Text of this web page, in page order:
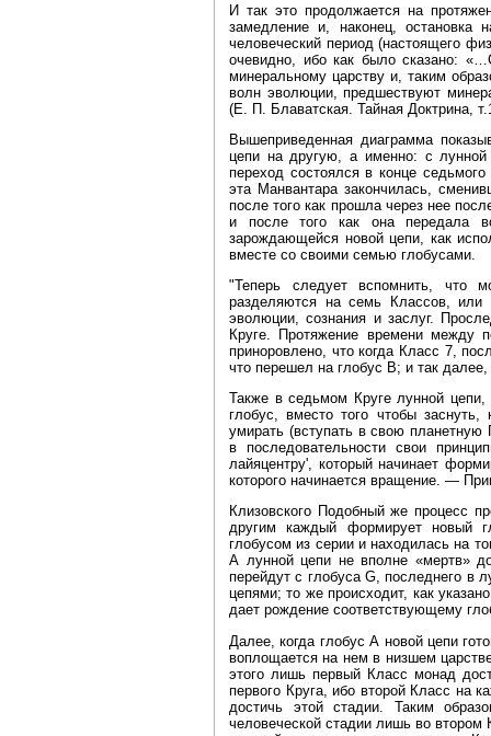
И так это продолжается на
замедление и, наконец, остановка
человеческий период (настоящего
очевидно, ибо как было сказано:
минеральному царству и, таким
волн эволюции, предшествуют
(Е. П. Блаватская. Тайная Доктрина,
Вышеприведенная диаграмма
цепи на другую, а именно: с лунной
переход состоялся в конце
эта Манвантара закончилась,
после того как прошла через нее
и после того как она передала
зарождающейся новой цепи, как
вместе со своими семью глобусами.
"Теперь следует вспомнить, что
разделяются на семь Классов, или
эволюции, сознания и заслуг.
Круге. Протяжение времени между
приноровлено, что когда Класс 7,
что перешел на глобус В; и так
Также в седьмом Круге лунной цепи,
глобус, вместо того чтобы
умирать (вступать в свою
в последовательности свои
лайяцентру', который начинает
которого начинается вращение. —
Клизовского Подобный же процесс
другим каждый формирует новый
глобусом из серии и находилась на
А лунной цепи не вполне «мертв»
перейдут с глобуса G, последнего
цепями; то же происходит, как
дает рождение соответствующему
Далее, когда глобус А новой цепи
воплощается на нем в низшем
этого лишь первый Класс монад
первого Круга, ибо второй Класс на
достичь этой стадии. Таким
человеческой стадии лишь во втором